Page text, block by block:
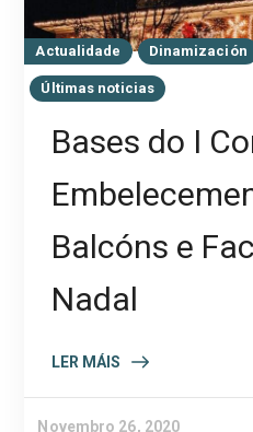
Actualidade Dinamización
Últimas noticias
Bases do I
Balcóns e
Nadal
LER MÁIS
Novembro 26, 2020